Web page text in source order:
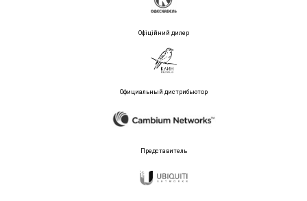
Офіційний дилер
Официальный дистрибьютор
Представитель